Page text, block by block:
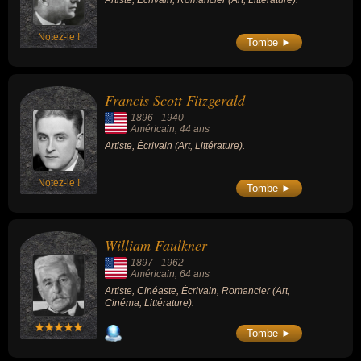
Notez-le ! Tombe ►
Notez-le !
Francis Scott Fitzgerald
1896 - 1940
Américain , 44 ans
Artiste, Écrivain (Art, Littérature).
Tombe ►
William Faulkner
1897 - 1962
Américain, 64 ans
Artiste, Cinéaste, Écrivain, Romancier (Art,
Cinéma, Littérature).
Tombe ►